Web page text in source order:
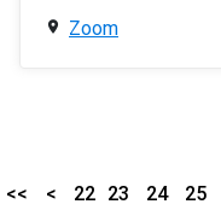
Zoom
<< < 22 23 24
25